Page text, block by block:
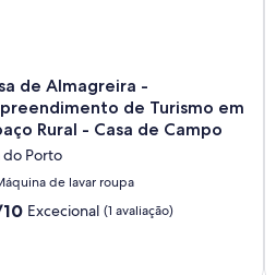
de Almagreira -
de Turismo em
Rural - Casa de Campo
do Porto
de lavar roupa
Excecional (1 avaliação)